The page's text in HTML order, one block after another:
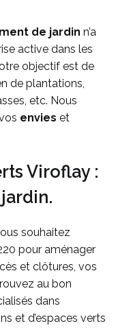
de jardin n’a
active dans les
objectif est de
de plantations,
etc. Nous
envieset
Viroflay :
souhaitez
pour aménager
et clôtures, vos
au bon
dans
et d’espaces verts